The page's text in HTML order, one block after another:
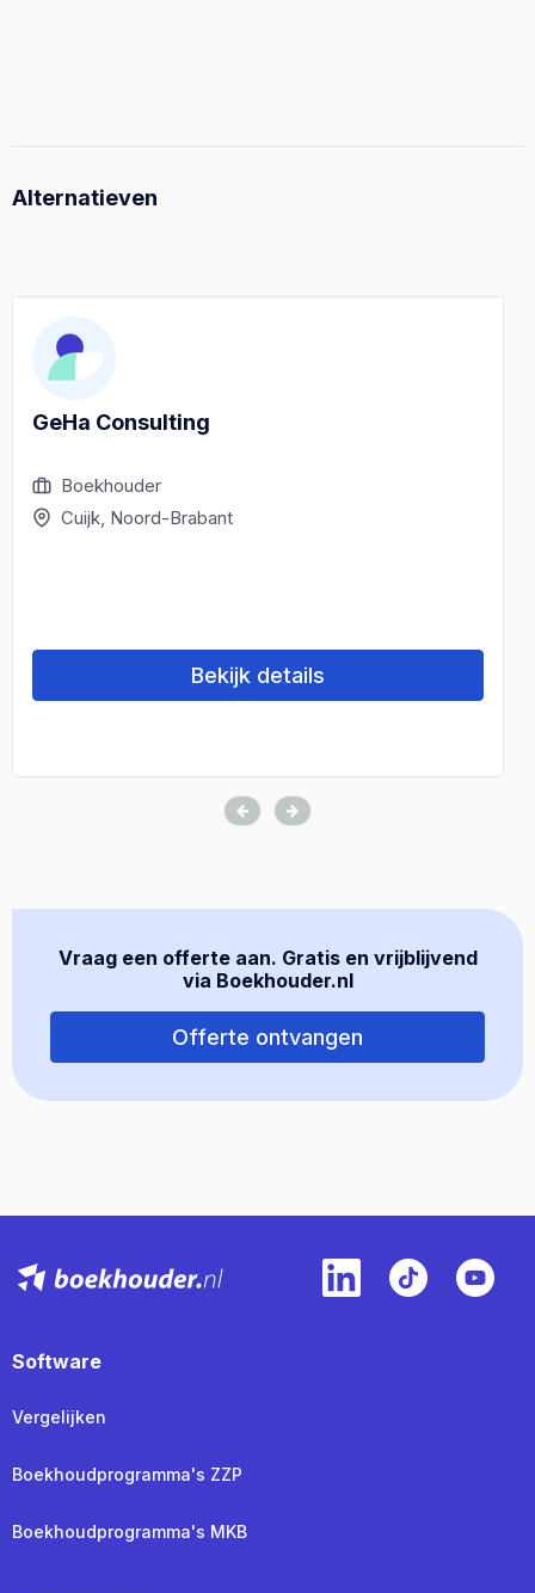
Alternatieven
GeHa Consulting
Boekhouder
Cuijk, Noord-Brabant
Bekijk details
Vraag een offerte aan. Gratis en vrijblijvend
via Boekhouder.nl
Offerte ontvangen
Software
Vergelijken
Boekhoudprogramma's ZZP
Boekhoudprogramma's MKB